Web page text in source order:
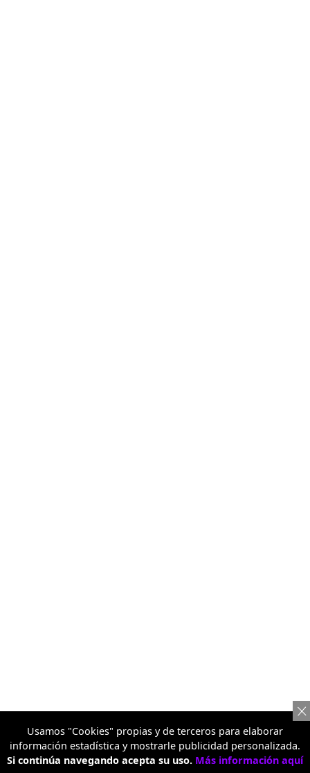
Usamos "Cookies" propias y de terceros para elaborar
información estadística y mostrarle publicidad personalizada.
Si continúa navegando acepta su uso. Más información aquí